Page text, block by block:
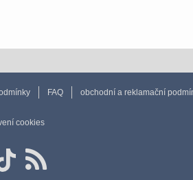
FAQ obchodní a reklamační
cookies